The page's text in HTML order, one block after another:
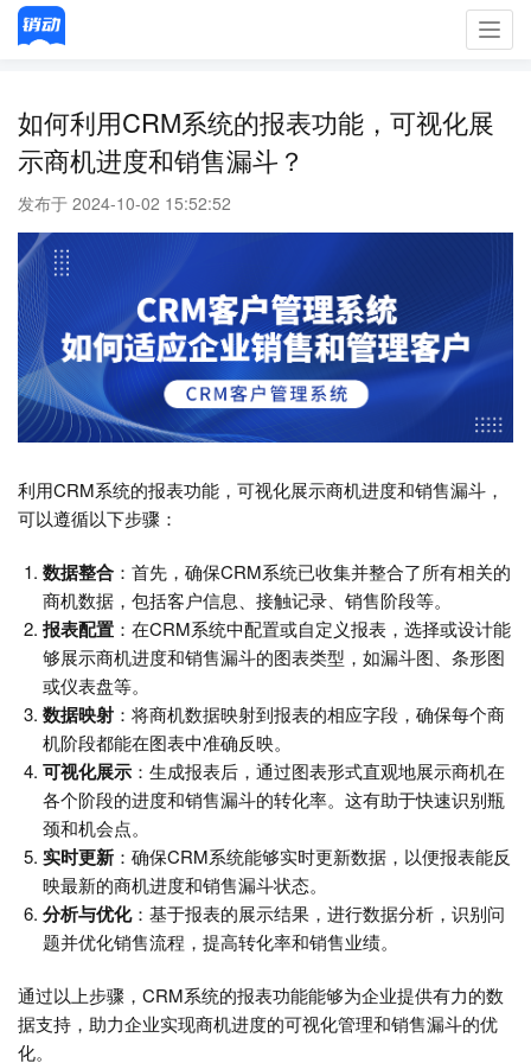
如何利用CRM系统的报表功能，可视化展
示商机进度和销售漏斗？
发布于 2024-10-02 15:52:52
利用CRM系统的报表功能，可视化展示商机进度和销售漏斗，
可以遵循以下步骤：
数据整合 ：首先，确保CRM系统已收集并整合了所有相关的
商机数据，包括客户信息、接触记录、销售阶段等。
报表配置 ：在CRM系统中配置或自定义报表，选择或设计能
够展示商机进度和销售漏斗的图表类型，如漏斗图、条形图
或仪表盘等。
数据映射 ：将商机数据映射到报表的相应字段，确保每个商
机阶段都能在图表中准确反映。
可视化展示 ：生成报表后，通过图表形式直观地展示商机在
各个阶段的进度和销售漏斗的转化率。这有助于快速识别瓶
颈和机会点。
实时更新 ：确保CRM系统能够实时更新数据，以便报表能反
映最新的商机进度和销售漏斗状态。
分析与优化：基于报表的展示结果，进行数据分析，识别问
题并优化销售流程，提高转化率和销售业绩。
通过以上步骤，CRM系统的报表功能能够为企业提供有力的数
据支持，助力企业实现商机进度的可视化管理和销售漏斗的优
化。